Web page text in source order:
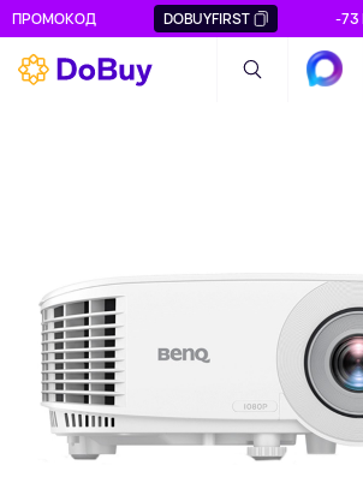
ПРОМОКОД DOBUYFIRST -73